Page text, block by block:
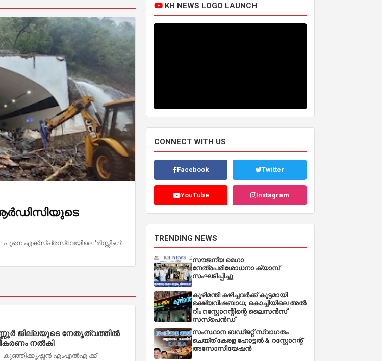
എക്‌സ്പ്രസ്‌വേയിലെ 'മിസ്സിംഗ്
ജില്ലയുടെ നേതൃത്വത്തിൽ
നൽകി
കുഞ്ഞിക്കൃഷ്ണൻ എംഎൽഎ ക്ക്
KH NEWS LOGO LAUNCH
CONNECT WITH US
Facebook Twitter
YouTube Instagram
TRENDING NEWS
സൗജന്യ മെഗാ
നേത്രപരിശോധനാ ക്യാമ്പ്
സംഘടിപ്പിച്ചു
കുഴിമന്തി കഴിച്ചവർക്ക് കൂട്ടമായി
ഭക്ഷ്യവിഷബാധ; കൊച്ചിയിലെ അൽ
റീം റസ്റ്റോറന്റിന്റെ ലൈസൻസ്
സസ്പെൻഡ്
സംസ്ഥാന ബഡ്‌ജറ്റ് സ്വാഗതം
ചെയ്ത് കേരള ഹോട്ടൽ & റസ്റ്റോറന്റ്
അസോസിയേഷൻ